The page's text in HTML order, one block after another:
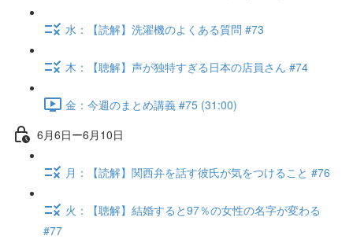
水：【読解】洗濯機のよくある質問 #73
木：【聴解】声が独特すぎる日本の店員さん #74
金：今週のまとめ講義 #75 (31:00)
6月6日ー6月10日
月：【読解】関西弁を話す彼氏が気をつけること #76
火：【聴解】結婚すると97％の女性の名字が変わる
#77